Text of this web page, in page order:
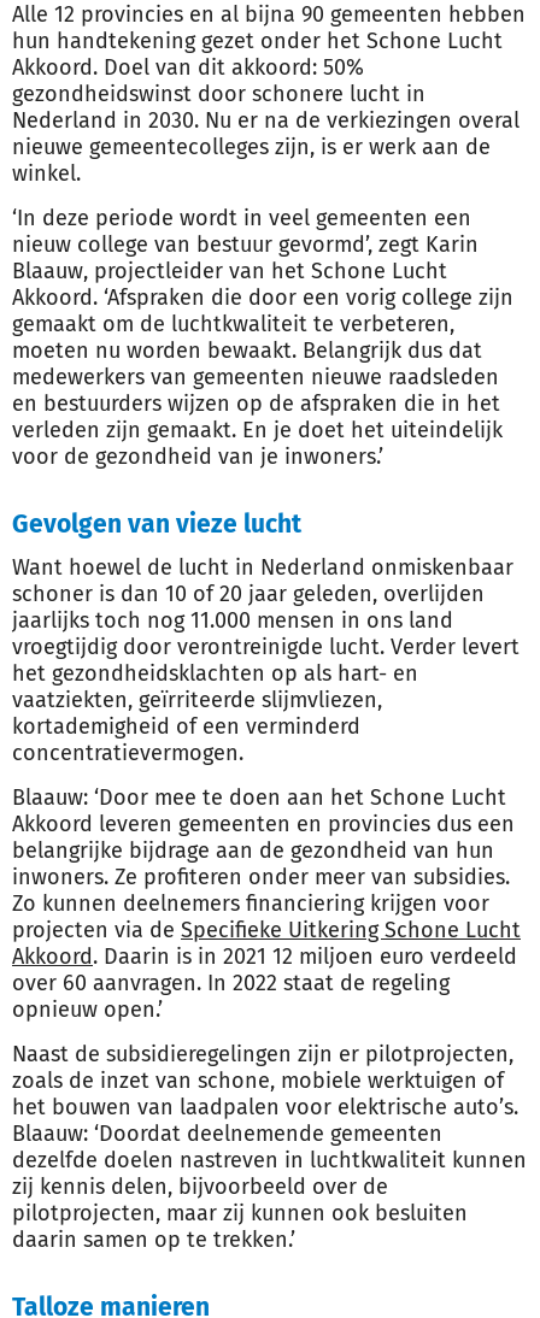
Alle 12 provincies en al bijna 90 gemeenten hebben
hun handtekening gezet onder het Schone Lucht
Akkoord. Doel van dit akkoord: 50%
gezondheidswinst door schonere lucht in
Nederland in 2030. Nu er na de verkiezingen overal
nieuwe gemeentecolleges zijn, is er werk aan de
winkel.
‘In deze periode wordt in veel gemeenten een
nieuw college van bestuur gevormd’, zegt Karin
Blaauw, projectleider van het Schone Lucht
Akkoord. ‘Afspraken die door een vorig college zijn
gemaakt om de luchtkwaliteit te verbeteren,
moeten nu worden bewaakt. Belangrijk dus dat
medewerkers van gemeenten nieuwe raadsleden
en bestuurders wijzen op de afspraken die in het
verleden zijn gemaakt. En je doet het uiteindelijk
voor de gezondheid van je inwoners.’
Gevolgen van vieze lucht
Want hoewel de lucht in Nederland onmiskenbaar
schoner is dan 10 of 20 jaar geleden, overlijden
jaarlijks toch nog 11.000 mensen in ons land
vroegtijdig door verontreinigde lucht. Verder levert
het gezondheidsklachten op als hart- en
vaatziekten, geïrriteerde slijmvliezen,
kortademigheid of een verminderd
concentratievermogen.
Blaauw: ‘Door mee te doen aan het Schone Lucht
Akkoord leveren gemeenten en provincies dus een
belangrijke bijdrage aan de gezondheid van hun
inwoners. Ze profiteren onder meer van subsidies.
Zo kunnen deelnemers financiering krijgen voor
projecten via de Specifieke Uitkering Schone Lucht
Akkoord. Daarin is in 2021 12 miljoen euro verdeeld
over 60 aanvragen. In 2022 staat de regeling
opnieuw open.’
Naast de subsidieregelingen zijn er pilotprojecten,
zoals de inzet van schone, mobiele werktuigen of
het bouwen van laadpalen voor elektrische auto’s.
Blaauw: ‘Doordat deelnemende gemeenten
dezelfde doelen nastreven in luchtkwaliteit kunnen
zij kennis delen, bijvoorbeeld over de
pilotprojecten, maar zij kunnen ook besluiten
daarin samen op te trekken.’
Talloze manieren